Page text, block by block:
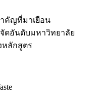
คัญที่มาเยือน
ดอันดับมหาวิทยาลัย
หลักสูตร